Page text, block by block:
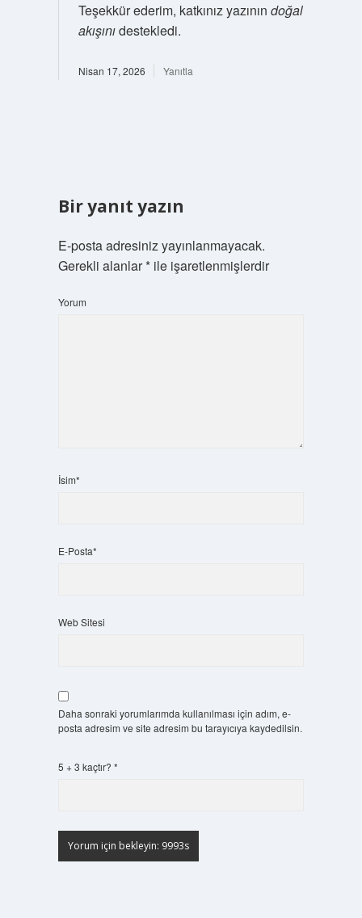
Teşekkür ederim, katkınız yazının doğal
akışınıdestekledi.
Nisan 17, 2026 Yanıtla
Bir yanıt yazın
E-posta adresiniz yayınlanmayacak.
Gerekli alanlar*ile işaretlenmişlerdir
Yorum
İsim*
E-Posta*
Web Sitesi
Daha sonraki yorumlarımda kullanılması için adım, e-
posta adresim ve site adresim bu tarayıcıya kaydedilsin.
5 + 3 kaçtır? *